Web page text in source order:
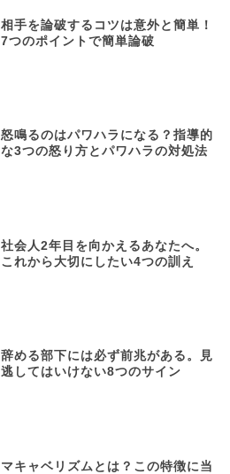
相手を論破するコツは意外と簡単！
7つのポイントで簡単論破
怒鳴るのはパワハラになる？指導的
な3つの怒り方とパワハラの対処法
社会人2年目を向かえるあなたへ。
これから大切にしたい4つの訓え
辞める部下には必ず前兆がある。見
逃してはいけない8つのサイン
マキャベリズムとは？この特徴に当